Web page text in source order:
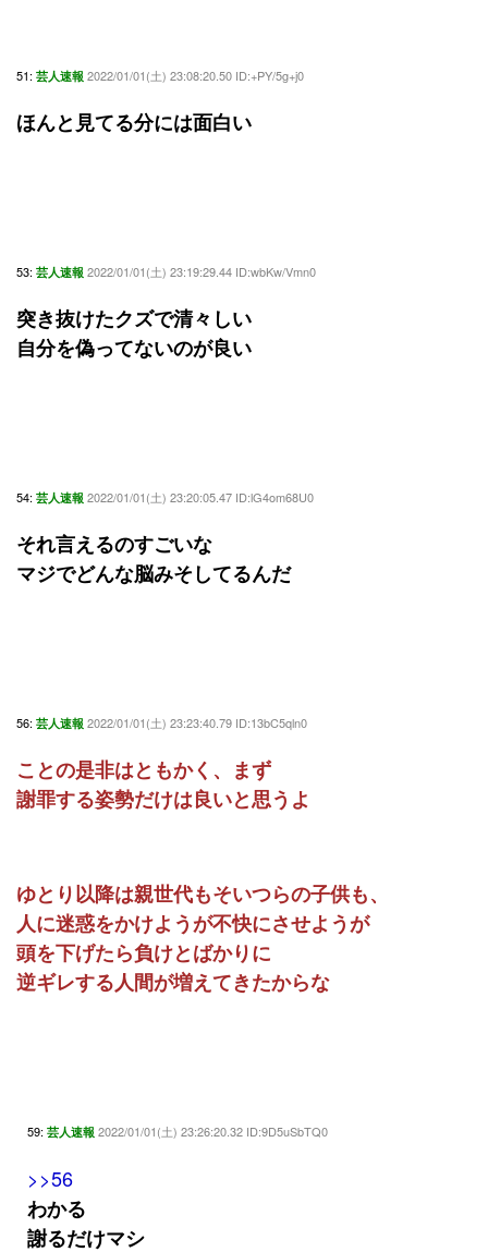
51: 芸人速報 2022/01/01(土) 23:08:20.50 ID:+PY/5g+j0
ほんと見てる分には面白い
53: 芸人速報 2022/01/01(土) 23:19:29.44 ID:wbKw/Vmn0
突き抜けたクズで清々しい
自分を偽ってないのが良い
54: 芸人速報 2022/01/01(土) 23:20:05.47 ID:lG4om68U0
それ言えるのすごいな
マジでどんな脳みそしてるんだ
56: 芸人速報 2022/01/01(土) 23:23:40.79 ID:13bC5qln0
ことの是非はともかく、まず
謝罪する姿勢だけは良いと思うよ
ゆとり以降は親世代もそいつらの子供も、
人に迷惑をかけようが不快にさせようが
頭を下げたら負けとばかりに
逆ギレする人間が増えてきたからな
59: 芸人速報 2022/01/01(土) 23:26:20.32 ID:9D5uSbTQ0
>>56
わかる
謝るだけマシ